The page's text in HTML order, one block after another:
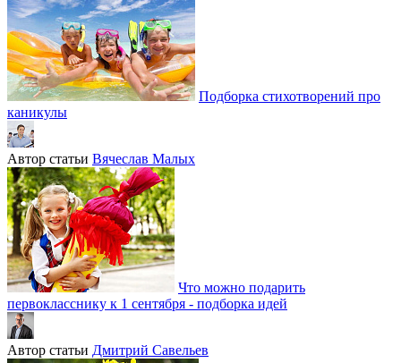
Подборка стихотворений про
каникулы
Автор статьи Вячеслав Малых
Что можно подарить
первокласснику к 1 сентября - подборка идей
Автор статьи Дмитрий Савельев